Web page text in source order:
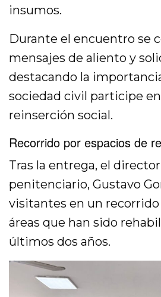
insumos.
Durante el encuentro se
mensajes de aliento y
destacando la
sociedad civil participe
reinserción social.
Recorrido por espacios de
Tras la entrega, el
penitenciario, Gustavo
visitantes en un recorrido
áreas que han sido
últimos dos años.